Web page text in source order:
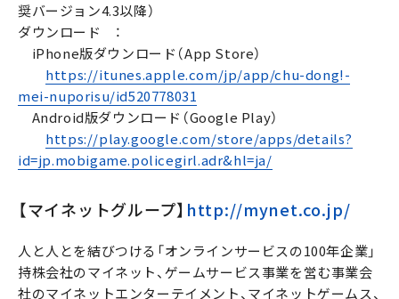
奨バージョン4.3以降）
ダウンロード ：
iPhone版ダウンロード（App Store）
https://itunes.apple.com/jp/app/chu-dong!-
mei-nuporisu/id520778031
Android版ダウンロード（Google Play）
https://play.google.com/store/apps/details?
id=jp.mobigame.policegirl.adr&hl=ja/
【マイネットグループ】 http://mynet.co.jp/
人と人とを結びつける「オンラインサービスの100年企業」
持株会社のマイネット、ゲームサービス事業を営む事業会
社のマイネットエンターテイメント、マイネットゲームス、